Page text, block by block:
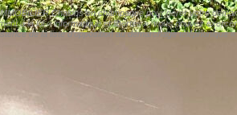
Chalons en champagne pour gérer votre
à la loi « informatique et libertés », vous pouvez
de la liste d'opposition au démarchage